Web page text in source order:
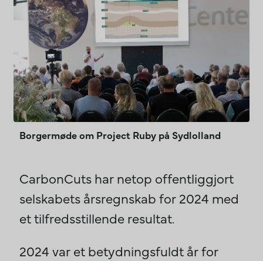
Borgermøde om Project Ruby på Sydlolland
CarbonCuts har netop offentliggjort
selskabets årsregnskab for 2024 med
et tilfredsstillende resultat.
2024 var et betydningsfuldt år for